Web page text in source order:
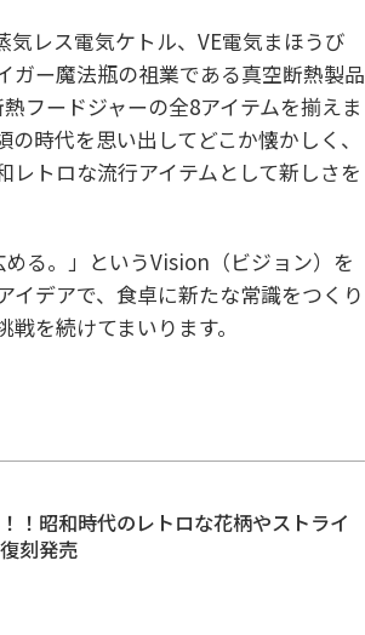
レス電気ケトル、VE電気まほうび
ガー魔法瓶の祖業である真空断熱製品
フードジャーの全8アイテムを揃えま
時代を思い出してどこか懐かしく、
トロな流行アイテムとして新しさを
る。」というVision（ビジョン）を
デアで、食卓に新たな常識をつくり
を続けてまいります。
！昭和時代のレトロな花柄やストライ
刻発売